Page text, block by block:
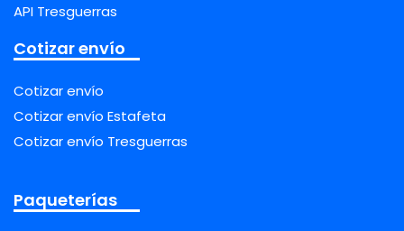
API Tresguerras
Cotizar envío
Cotizar envío
Cotizar envío Estafeta
Cotizar envío Tresguerras
Paqueterías